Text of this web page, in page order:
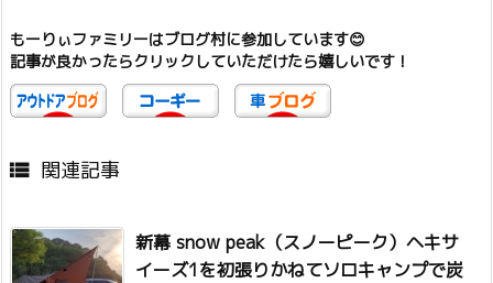
もーりぃファミリーはブログ村に参加しています😊
記事が良かったらクリックしていただけたら嬉しいです！
 関連記事
新幕 snow peak（スノーピーク）ヘキサ
イーズ1を初張りかねてソロキャンプで炭